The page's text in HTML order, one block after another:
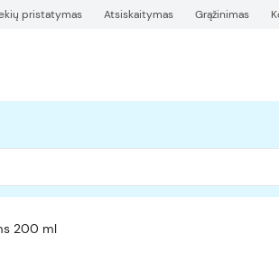
pristatymas Atsiskaitymas Grąžinimas
200 ml